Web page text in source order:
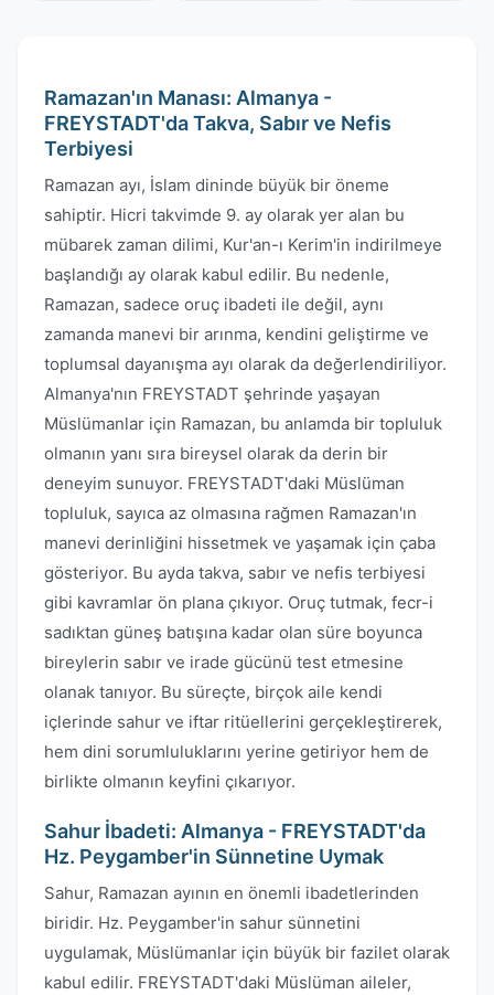
Ramazan'ın Manası: Almanya -
FREYSTADT'da Takva, Sabır ve Nefis
Terbiyesi
Ramazan ayı, İslam dininde büyük bir öneme
sahiptir. Hicri takvimde 9. ay olarak yer alan bu
mübarek zaman dilimi, Kur'an-ı Kerim'in indirilmeye
başlandığı ay olarak kabul edilir. Bu nedenle,
Ramazan, sadece oruç ibadeti ile değil, aynı
zamanda manevi bir arınma, kendini geliştirme ve
toplumsal dayanışma ayı olarak da değerlendiriliyor.
Almanya'nın FREYSTADT şehrinde yaşayan
Müslümanlar için Ramazan, bu anlamda bir topluluk
olmanın yanı sıra bireysel olarak da derin bir
deneyim sunuyor. FREYSTADT'daki Müslüman
topluluk, sayıca az olmasına rağmen Ramazan'ın
manevi derinliğini hissetmek ve yaşamak için çaba
gösteriyor. Bu ayda takva, sabır ve nefis terbiyesi
gibi kavramlar ön plana çıkıyor. Oruç tutmak, fecr-i
sadıktan güneş batışına kadar olan süre boyunca
bireylerin sabır ve irade gücünü test etmesine
olanak tanıyor. Bu süreçte, birçok aile kendi
içlerinde sahur ve iftar ritüellerini gerçekleştirerek,
hem dini sorumluluklarını yerine getiriyor hem de
birlikte olmanın keyfini çıkarıyor.
Sahur İbadeti: Almanya - FREYSTADT'da
Hz. Peygamber'in Sünnetine Uymak
Sahur, Ramazan ayının en önemli ibadetlerinden
biridir. Hz. Peygamber'in sahur sünnetini
uygulamak, Müslümanlar için büyük bir fazilet olarak
kabul edilir. FREYSTADT'daki Müslüman aileler,